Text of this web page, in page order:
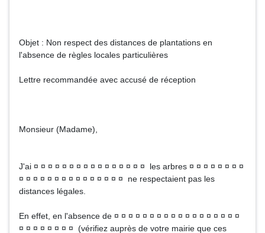
Objet : Non respect des distances de plantations en
l'absence de règles locales particulières
Lettre recommandée avec accusé de réception
Monsieur (Madame),
J'ai ¤ ¤ ¤ ¤ ¤ ¤ ¤ ¤ ¤ ¤ ¤ ¤ ¤ ¤ ¤ ¤ les arbres ¤ ¤ ¤ ¤ ¤ ¤ ¤ ¤
¤ ¤ ¤ ¤ ¤ ¤ ¤ ¤ ¤ ¤ ¤ ¤ ¤ ¤ ¤ ne respectaient pas les
distances légales.
En effet, en l'absence de ¤ ¤ ¤ ¤ ¤ ¤ ¤ ¤ ¤ ¤ ¤ ¤ ¤ ¤ ¤ ¤ ¤ ¤
¤ ¤ ¤ ¤ ¤ ¤ ¤ ¤ (vérifiez auprès de votre mairie que ces